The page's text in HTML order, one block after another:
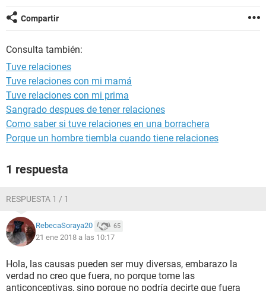
GLOSARIO
Compartir
Consulta también:
Tuve relaciones
Tuve relaciones con mi mamá
Tuve relaciones con mi prima
Sangrado despues de tener relaciones
Como saber si tuve relaciones en una borrachera
Porque un hombre tiembla cuando tiene relaciones
1 respuesta
RESPUESTA 1 / 1
RebecaSoraya20 65
21 ene 2018 a las 10:17
Hola, las causas pueden ser muy diversas, embarazo la
verdad no creo que fuera, no porque tome las
anticonceptivas, sino porque no podría decirte que fuera